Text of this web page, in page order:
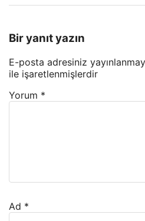
Bir yanıt yazın
E-posta adresiniz
ile işaretlenmişlerdir
Yorum *
Ad *